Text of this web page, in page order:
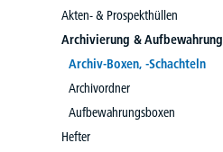
Akten- & Prospekthüllen
Archivierung & Aufbewahrung
Archiv-Boxen, -Schachteln
Archivordner
Aufbewahrungsboxen
Hefter